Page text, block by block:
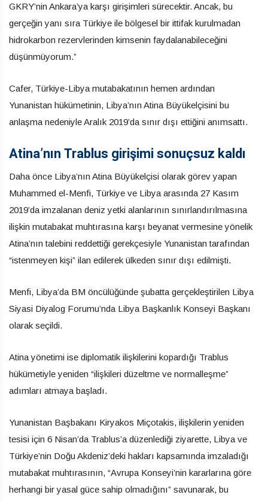
GKRY’nin Ankara’ya karşı girişimleri sürecektir. Ancak, bu
gerçeğin yanı sıra Türkiye ile bölgesel bir ittifak kurulmadan
hidrokarbon rezervlerinden kimsenin faydalanabileceğini
düşünmüyorum.”
Cafer, Türkiye-Libya mutabakatının hemen ardından
Yunanistan hükümetinin, Libya’nın Atina Büyükelçisini bu
anlaşma nedeniyle Aralık 2019’da sınır dışı ettiğini anımsattı.
Atina’nın Trablus girişimi sonuçsuz kaldı
Daha önce Libya’nın Atina Büyükelçisi olarak görev yapan
Muhammed el-Menfi, Türkiye ve Libya arasında 27 Kasım
2019’da imzalanan deniz yetki alanlarının sınırlandırılmasına
ilişkin mutabakat muhtırasına karşı beyanat vermesine yönelik
Atina’nın talebini reddettiği gerekçesiyle Yunanistan tarafından
“istenmeyen kişi” ilan edilerek ülkeden sınır dışı edilmişti.
Menfi, Libya’da BM öncülüğünde şubatta gerçekleştirilen Libya
Siyasi Diyalog Forumu’nda Libya Başkanlık Konseyi Başkanı
olarak seçildi.
Atina yönetimi ise diplomatik ilişkilerini kopardığı Trablus
hükümetiyle yeniden “ilişkileri düzeltme ve normalleşme”
adımları atmaya başladı.
Yunanistan Başbakanı Kiryakos Miçotakis, ilişkilerin yeniden
tesisi için 6 Nisan’da Trablus’a düzenlediği ziyarette, Libya ve
Türkiye’nin Doğu Akdeniz’deki hakları kapsamında imzaladığı
mutabakat muhtırasının, “Avrupa Konseyi’nin kararlarına göre
herhangi bir yasal güce sahip olmadığını” savunarak, bu